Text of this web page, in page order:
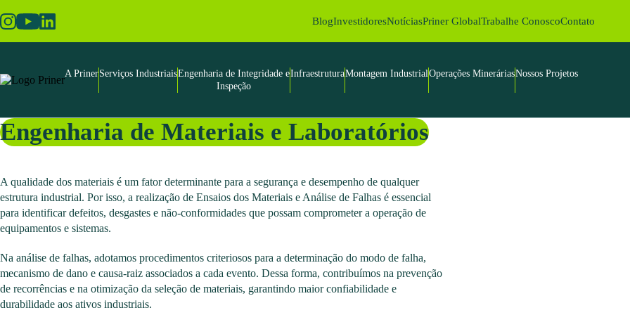
to
the
content
BlogInvestidoresNotíciasPriner GlobalTrabalhe ConoscoContato
A PrinerServiços IndustriaisEngenharia de Integridade e
Inspeção
InfraestruturaMontagem IndustrialOperações MineráriasNossos Projetos
Engenharia de Materiais e Laboratórios
A qualidade dos materiais é um fator determinante para a segurança e desempenho de qualquer
estrutura industrial. Por isso, a realização de Ensaios dos Materiais e Análise de Falhas é essencial
para identificar defeitos, desgastes e não-conformidades que possam comprometer a operação de
equipamentos e sistemas.
Na análise de falhas, adotamos procedimentos criteriosos para a determinação do modo de falha,
mecanismo de dano e causa-raiz associados a cada evento. Dessa forma, contribuímos na prevenção
de recorrências e na otimização da seleção de materiais, garantindo maior confiabilidade e
durabilidade aos ativos industriais.